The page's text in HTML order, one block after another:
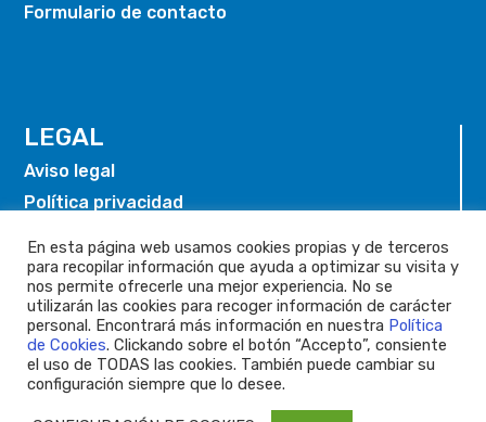
Formulario de contacto
LEGAL
Aviso legal
Política privacidad
En esta página web usamos cookies propias y de terceros
para recopilar información que ayuda a optimizar su visita y
nos permite ofrecerle una mejor experiencia. No se
utilizarán las cookies para recoger información de carácter
personal. Encontrará más información en nuestra Política
de Cookies. Clickando sobre el botón “Accepto”, consiente
el uso de TODAS las cookies. También puede cambiar su
configuración siempre que lo desee.